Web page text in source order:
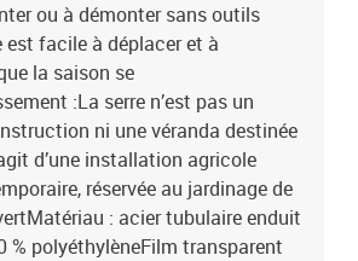
ou à démonter sans outils
est facile à déplacer et à
la saison se
:La serre n’est pas un
ni une véranda destinée
d’une installation agricole
réservée au jardinage de
: acier tubulaire enduit
% polyéthylèneFilm transparent